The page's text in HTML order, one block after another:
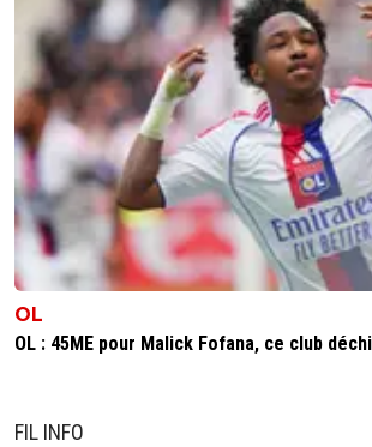
OL
OL : 45ME pour Malick Fofana, ce club
FIL INFO